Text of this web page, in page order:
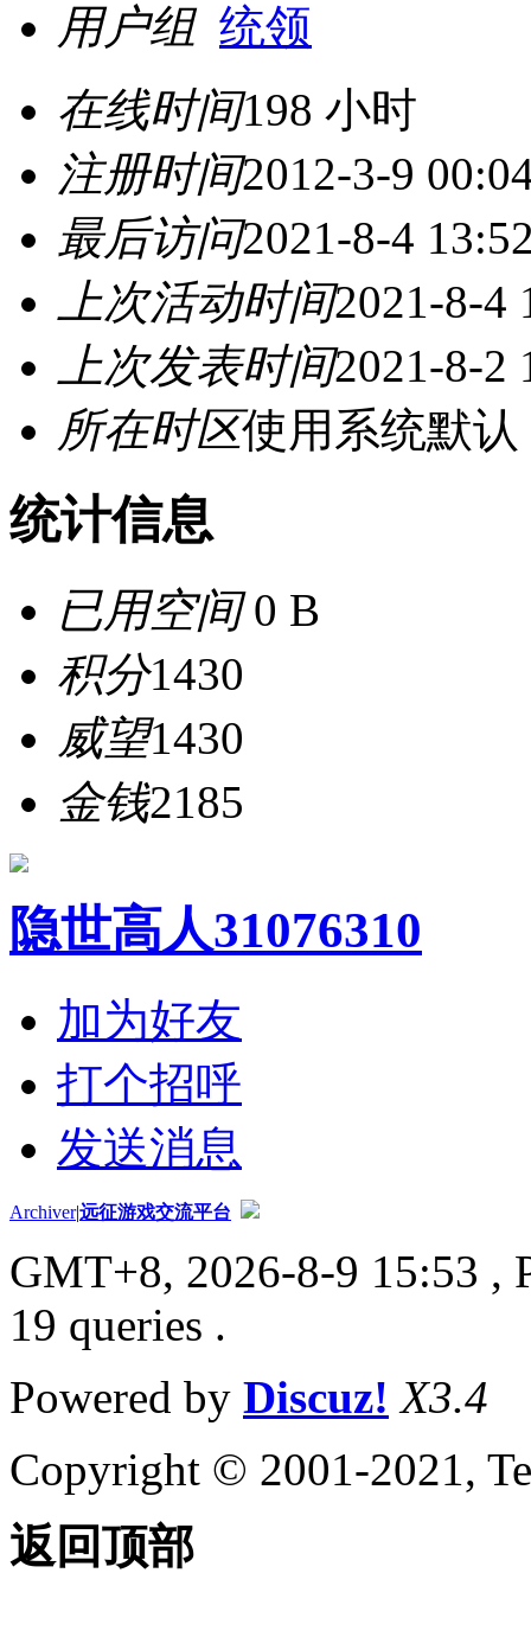
用户组 统领
在线时间198 小时
注册时间2012-3-9
最后访问2021-8-4
上次活动时间2021-8-4
上次发表时间2021-8-2
所在时区使用系统默认
统计信息
已用空间0 B
积分1430
威望1430
金钱2185
隐世高人31076310
加为好友
打个招呼
发送消息
Archiver|远征游戏交流平台
GMT+8, 2026-8-9 15:53 ,
19 queries .
Powered by Discuz! X3.4
Copyright © 2001-2021,
返回顶部